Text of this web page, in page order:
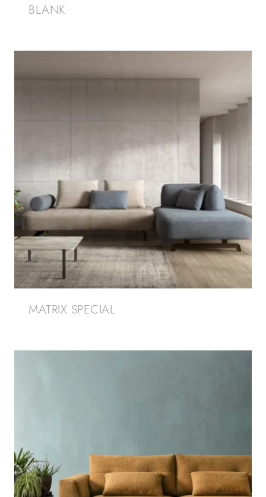
BLANK
MATRIX SPECIAL